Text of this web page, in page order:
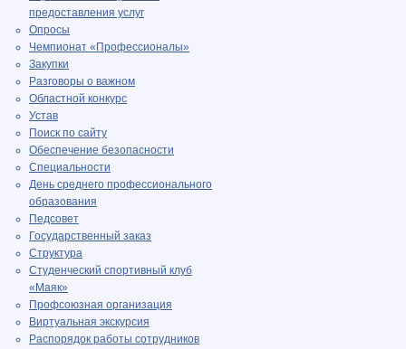
предоставления услуг
Опросы
Чемпионат «Профессионалы»
Закупки
Разговоры о важном
Областной конкурс
Устав
Поиск по сайту
Обеспечение безопасности
Специальности
День среднего профессионального
образования
Педсовет
Государственный заказ
Структура
Студенческий спортивный клуб
«Маяк»
Профсоюзная организация
Виртуальная экскурсия
Распорядок работы сотрудников